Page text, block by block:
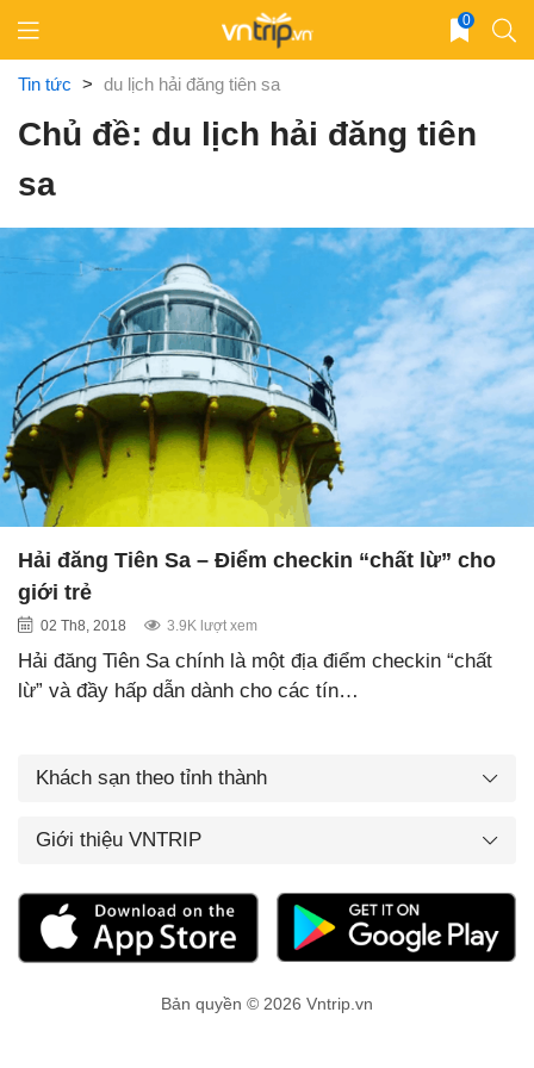
content
0
Tin tức > du lịch hải đăng tiên sa
Chủ đề: du lịch hải đăng tiên
sa
Hải đăng Tiên Sa – Điểm checkin “chất lừ” cho
giới trẻ
02 Th8, 2018 3.9K lượt xem
Hải đăng Tiên Sa chính là một địa điểm checkin “chất
lừ” và đầy hấp dẫn dành cho các tín…
Khách sạn theo tỉnh thành
Giới thiệu VNTRIP
Bản quyền © 2026 Vntrip.vn